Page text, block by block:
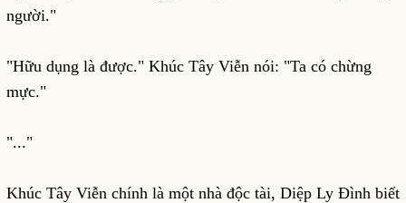
người."
"Hữu dụng là được." Khúc Tây Viễn nói: "Ta có chừng
mực."
"..."
Khúc Tây Viễn chính là một nhà độc tài, Diệp Ly Đình biết